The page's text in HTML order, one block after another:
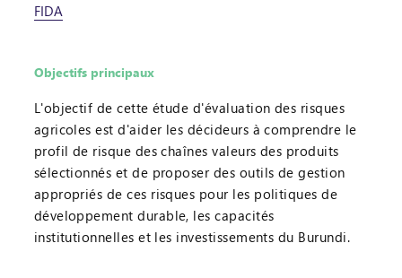
FIDA
Objectifs principaux
L'objectif de cette étude d'évaluation des risques
agricoles est d'aider les décideurs à comprendre le
profil de risque des chaînes valeurs des produits
sélectionnés et de proposer des outils de gestion
appropriés de ces risques pour les politiques de
développement durable, les capacités
institutionnelles et les investissements du Burundi.